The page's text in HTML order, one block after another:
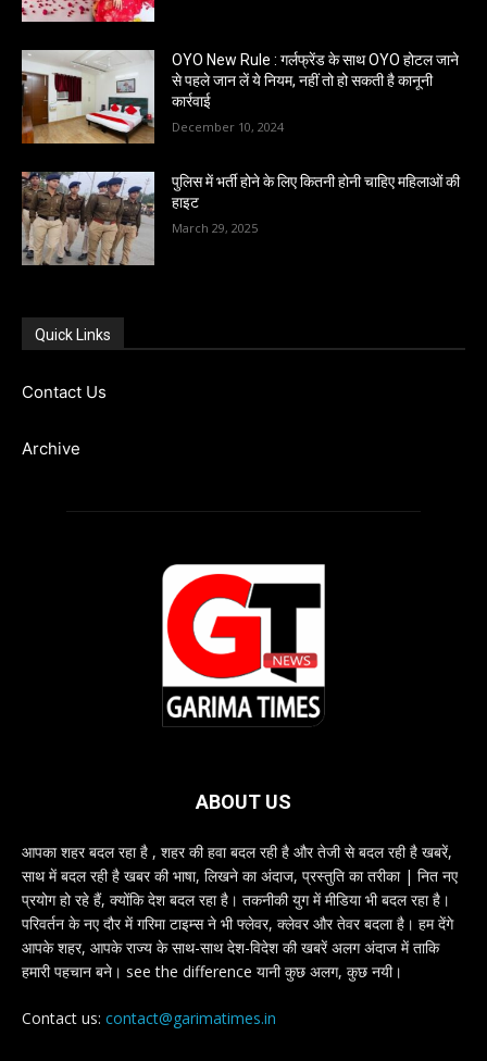
OYO New Rule : गर्लफ्रेंड के साथ OYO होटल जाने
से पहले जान लें ये नियम, नहीं तो हो सकती है कानूनी
कार्रवाई
December 10, 2024
पुलिस में भर्ती होने के लिए कितनी होनी चाहिए महिलाओं की
हाइट
March 29, 2025
Quick Links
Contact Us
Archive
ABOUT US
आपका शहर बदल रहा है , शहर की हवा बदल रही है और तेजी से बदल रही है खबरें,
साथ में बदल रही है खबर की भाषा, लिखने का अंदाज, प्रस्तुति का तरीका | नित नए
प्रयोग हो रहे हैं, क्योंकि देश बदल रहा है। तकनीकी युग में मीडिया भी बदल रहा है।
परिवर्तन के नए दौर में गरिमा टाइम्स ने भी फ्लेवर, क्लेवर और तेवर बदला है। हम देंगे
आपके शहर, आपके राज्य के साथ-साथ देश-विदेश की खबरें अलग अंदाज में ताकि
हमारी पहचान बने। see the difference यानी कुछ अलग, कुछ नयी।
Contact us: contact@garimatimes.in